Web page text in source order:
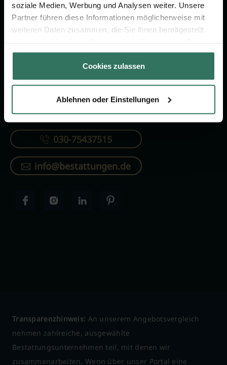
soziale Medien, Werbung und Analysen weiter. Unsere
Partner führen diese Informationen möglicherweise mit
weiteren Daten zusammen, die Sie ihnen bereitgestellt
gesammelt haben.
Cookies zulassen
Ablehnen oder Einstellungen
FÜR SIE
Vergleich
Ratgeber
FÜR BESTATTER
Online-Portal
Kostenlos registrieren
KONTAKTIEREN SIE UNS
030-75437515
info@bestattungen.de
Transparenzhinweis: An unserem Angebotsvergleich
nehmen zahlreiche, ausgewählte
Bestattungsunternehmen teil, mit denen wir
zusammenarbeiten. Wenn über unser Portal eine